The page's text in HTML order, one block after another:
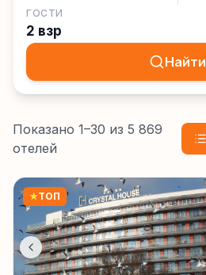
ГОСТИ
2 взр
Найти
Показано 1–30 из 5 869
отелей
★ТОП